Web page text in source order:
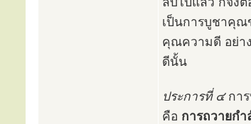
เป็นการบูชาคุณ
คุณความดี อย่า
ดีนั้น
ประการที่ ๔การ
คือ การถวายก